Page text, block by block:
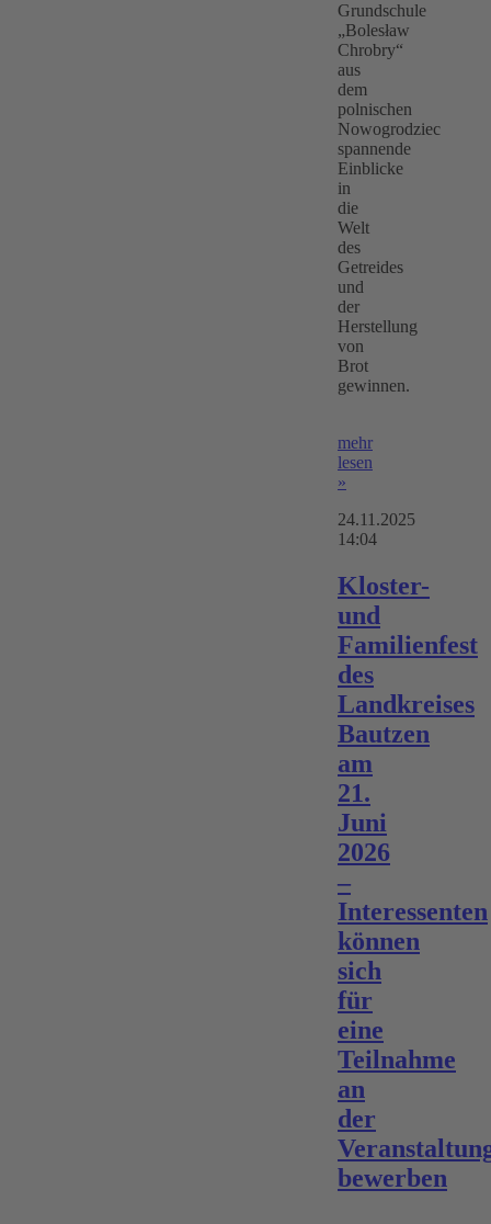
Grundschule
„Bolesław
Chrobry“
aus
dem
polnischen
Nowogrodziec
spannende
Einblicke
in
die
Welt
des
Getreides
und
der
Herstellung
von
Brot
gewinnen.
mehr
lesen
»
24.11.2025
14:04
Kloster-
und
Familienfest
des
Landkreises
Bautzen
am
21.
Juni
2026
–
Interessenten
können
sich
für
eine
Teilnahme
an
der
bewerben